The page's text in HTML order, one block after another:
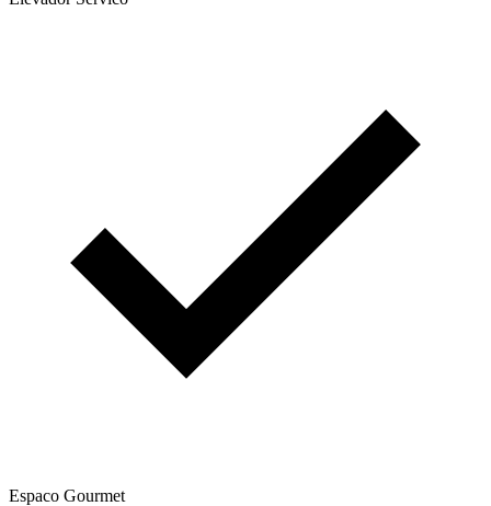
Espaco Gourmet